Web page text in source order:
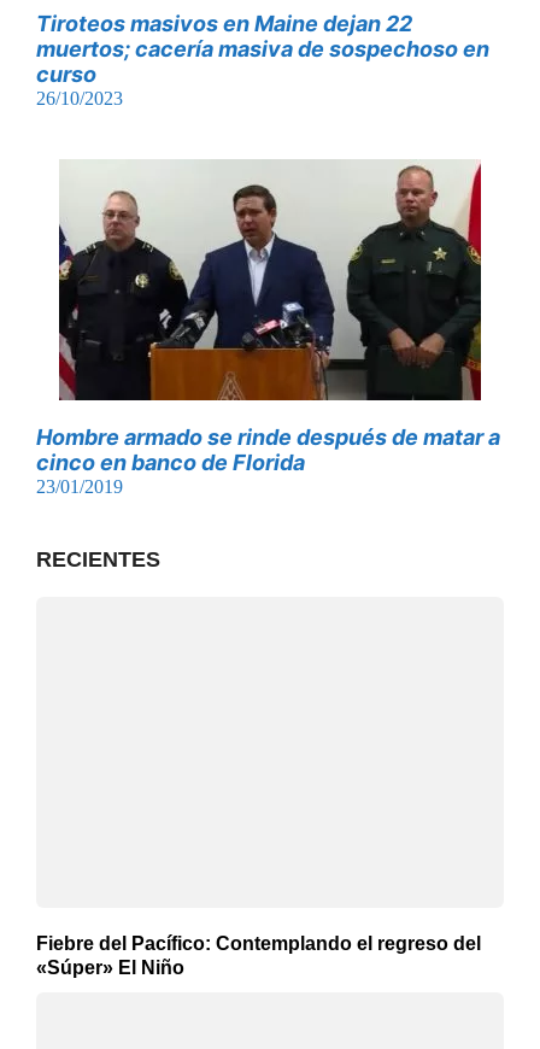
Tiroteos masivos en Maine dejan 22
muertos; cacería masiva de sospechoso en
curso
26/10/2023
Hombre armado se rinde después de matar a
cinco en banco de Florida
23/01/2019
RECIENTES
Fiebre del Pacífico: Contemplando el regreso del
«Súper» El Niño